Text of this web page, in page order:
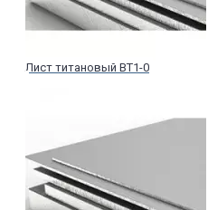
Лист титановый ВТ1-0